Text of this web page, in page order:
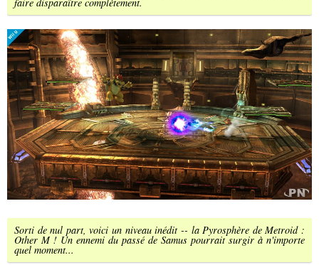
Sorti de nul part, voici un niveau inédit -- la Pyrosphère de Metroid :
Other M ! Un ennemi du passé de Samus pourrait surgir à n'importe
quel moment...